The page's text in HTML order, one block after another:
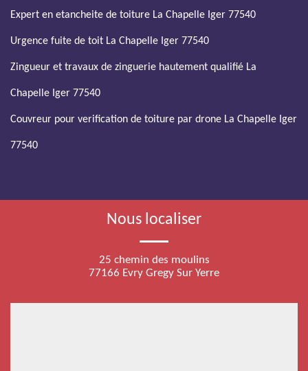
Expert en etancheite de toiture La Chapelle Iger 77540
Urgence fuite de toit La Chapelle Iger 77540
Zingueur et travaux de zinguerie hautement qualifié La
Chapelle Iger 77540
Couvreur pour verification de toiture par drone La Chapelle Iger
77540
Nous localiser
25 chemin des moulins
77166 Evry Gregy Sur Yerre